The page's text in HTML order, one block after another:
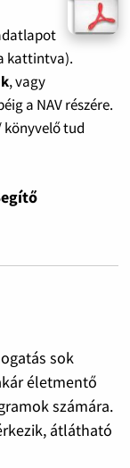
kattintva).
, vagy
a NAV részére.
könyvelő tud
sok
életmentő
számára.
átlátható